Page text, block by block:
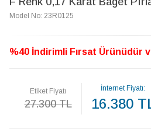
Model No: 23R0125
%40 İndirimli Fırsat Ürünüdür
Etiket Fiyatı
27.300 TL
İnternet Fiyatı:
16.380